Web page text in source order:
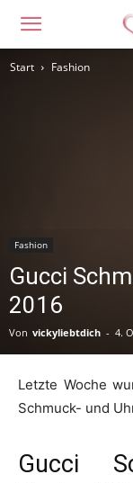
Start Fashion
Fashion
Gucci
2016
Von vickyliebtdich - 4.
Letzte Woche
Schmuck- und
Gucci